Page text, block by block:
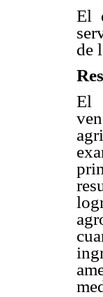
El
de
El